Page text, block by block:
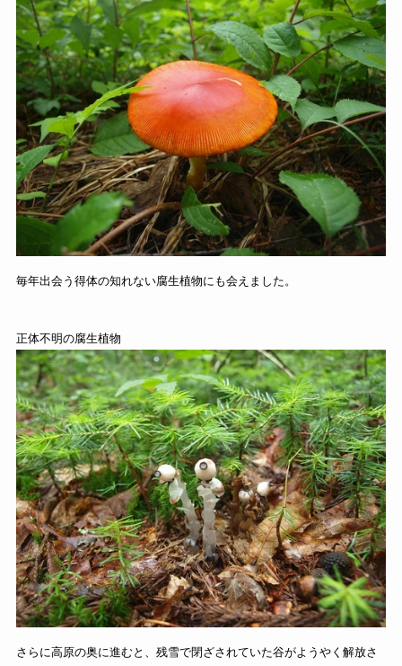
毎年出会う得体の知れない腐生植物にも会えました。
正体不明の腐生植物
さらに高原の奥に進むと、残雪で閉ざされていた谷がようやく解放さ